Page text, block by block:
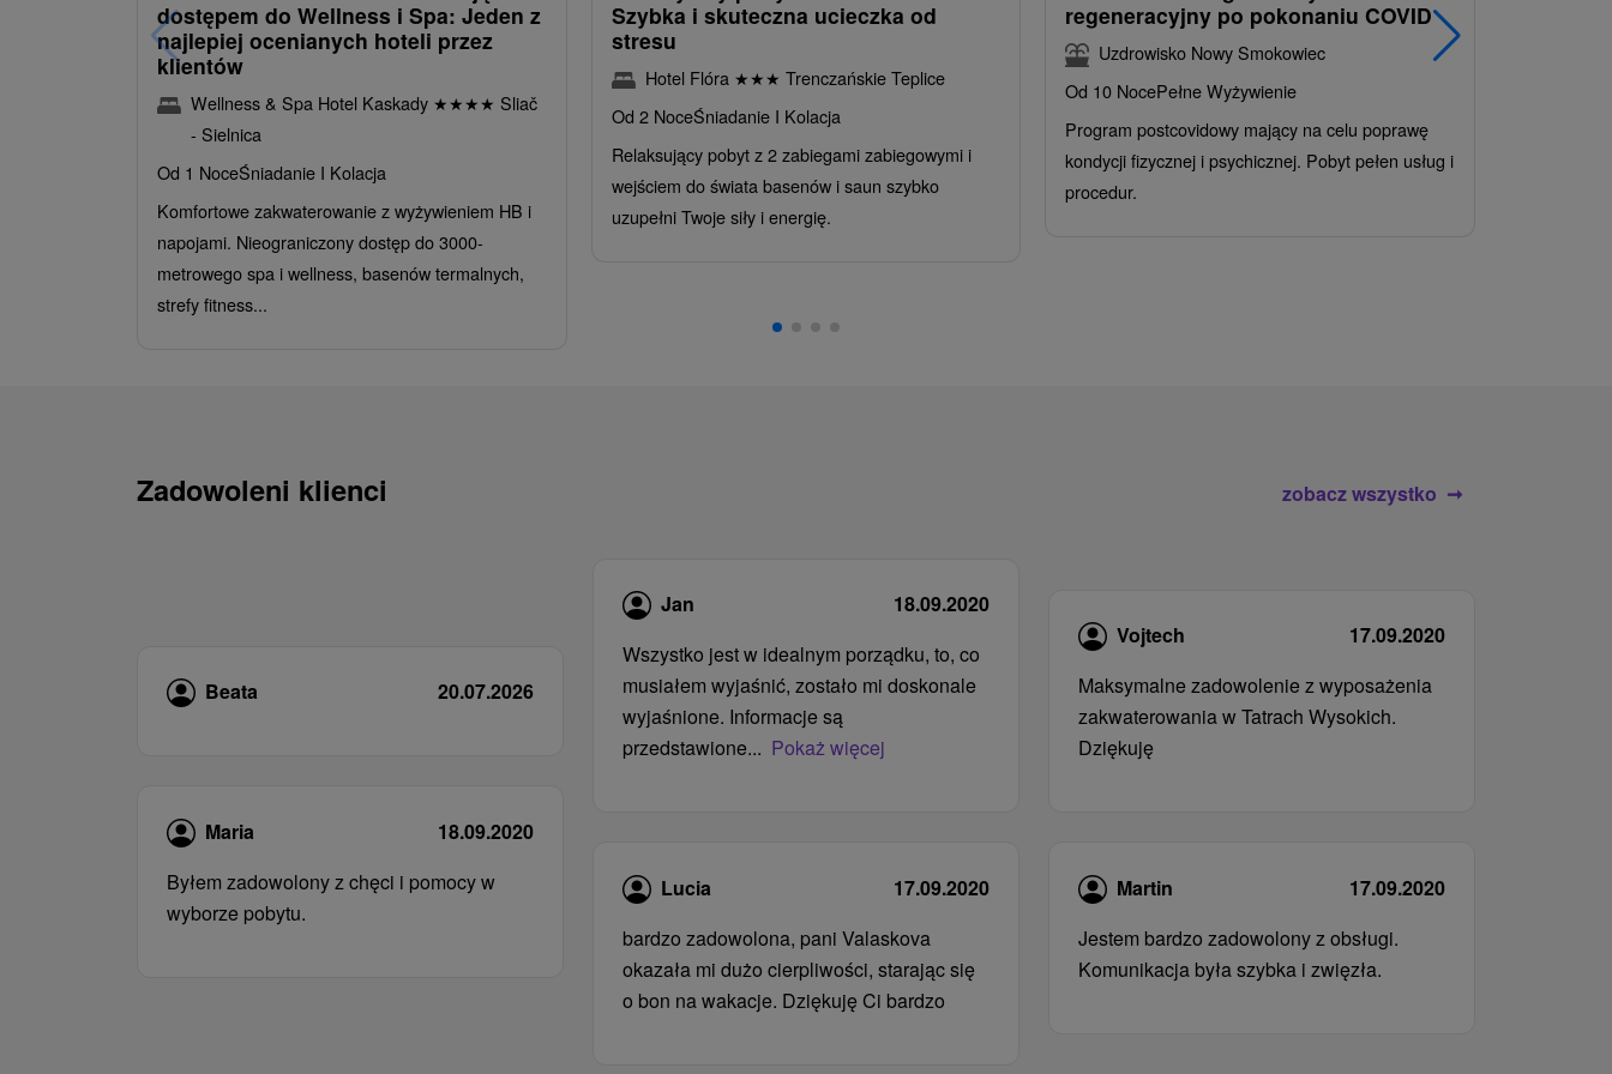
dostępem do Wellness i Spa: Jeden z
najlepiej ocenianych hoteli przez
klientów
Wellness & Spa Hotel Kaskady ★★★★ Sliač
- Sielnica
Od 1 NoceŚniadanie I Kolacja
Komfortowe zakwaterowanie z wyżywieniem HB i
napojami. Nieograniczony dostęp do 3000-
metrowego spa i wellness, basenów termalnych,
strefy fitness...
Szybka i skuteczna ucieczka od
stresu
Hotel Flóra ★★★ Trenczańskie Teplice
Od 2 NoceŚniadanie I Kolacja
Relaksujący pobyt z 2 zabiegami zabiegowymi i
wejściem do świata basenów i saun szybko
uzupełni Twoje siły i energię.
regeneracyjny po pokonaniu COVID
Uzdrowisko Nowy Smokowiec
Od 10 NocePełne Wyżywienie
Program postcovidowy mający na celu poprawę
kondycji fizycznej i psychicznej. Pobyt pełen usług i
procedur.
Zadowoleni klienci zobacz wszystko
Beata 20.07.2026
Maria
18.09.2020
Byłem zadowolony z chęci i pomocy w
wyborze pobytu.
Jan
18.09.2020
Wszystko jest w idealnym porządku, to, co
musiałem wyjaśnić, zostało mi doskonale
wyjaśnione. Informacje są
przedstawione... Pokaż więcej
Lucia
17.09.2020
bardzo zadowolona, ​​pani Valaskova
okazała mi dużo cierpliwości, starając się
o bon na wakacje. Dziękuję Ci bardzo
Vojtech
17.09.2020
Maksymalne zadowolenie z wyposażenia
zakwaterowania w Tatrach Wysokich.
Dziękuję
Martin
17.09.2020
Jestem bardzo zadowolony z obsługi.
Komunikacja była szybka i zwięzła.